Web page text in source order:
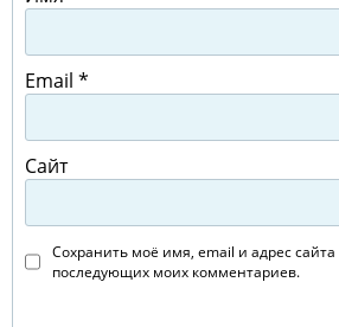
Email *
Сайт
Сохранить моё имя, email и адрес сайта
последующих моих комментариев.